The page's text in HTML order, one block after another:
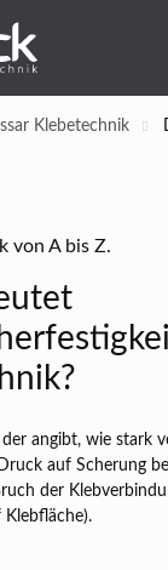
Klebetechnik
von A bis Z.
angibt, wie stark
auf Scherung
der